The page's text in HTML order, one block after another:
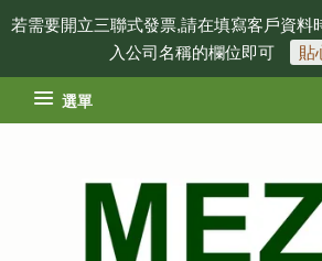
若需要開立三聯式發票,請在填寫客戶資料
入公司名稱的欄位即可
貼
選單